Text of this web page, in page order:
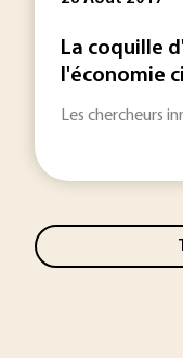
La coquille
l'économie
Les chercheurs